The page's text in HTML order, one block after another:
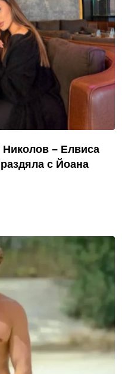
– Елвиса
с Йоана